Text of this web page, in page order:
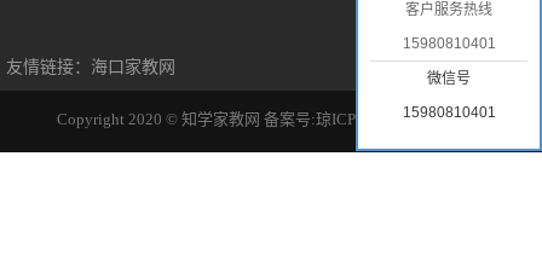
友情链接： 海口家教网
Copyright 2020 © 知学家教网 备案号:琼ICP备2022014963号-1
客户服务热线
15980810401
微信号
15980810401